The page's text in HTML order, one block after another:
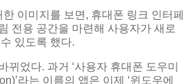
이미지를 보면, 휴대폰 링크 인터페
전용 공간을 마련해 사용자가 새로
있도록 했다.
뀌었다. 과거 ‘사용자 휴대폰 도우미
라는 이름의 앱은 이제 ‘윈도우에